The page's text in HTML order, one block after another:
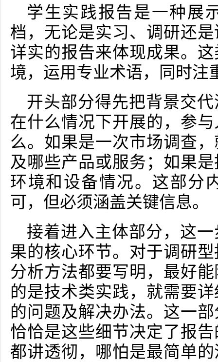
学生实践报告是一种展
档，无论是实习、调研还
详实的报告来体现成果。
境，运用专业术语，同时注
开头部分得先把背景交
在什么情况下开展的，参
么。如果是一次市场调查
及哪些产品或服务；如果
环境和设备情况。这部分
可，但必须涵盖关键信息。
接着进入主体部分，这
果的核心环节。对于调研
分析方法都要写明，最好
的是技术类实践，就需要
的问题及解决办法。这一
恰恰是这些细节决定了报
都讲透彻，哪怕是最简单